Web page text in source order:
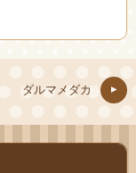
ダルマメダカ